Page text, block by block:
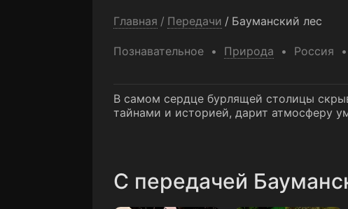
Главная / Передачи / Бауманский лес
Познавательное Природа Россия
В самом сердце бурлящей столицы
тайнами и историей, дарит атмосферу
C передачей